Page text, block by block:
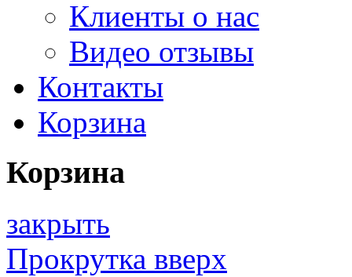
Клиенты о нас
Видео отзывы
Контакты
Корзина
Корзина
закрыть
Прокрутка вверх